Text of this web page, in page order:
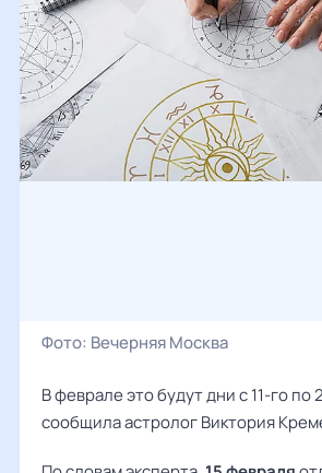
Фото: Вечерняя Москва
В феврале это будут дни с 11-го по
сообщила астролог Виктория